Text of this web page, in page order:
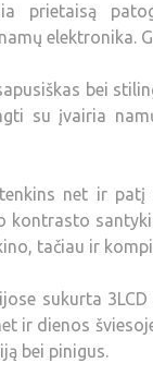
prietaisą
elektronika.
bei
su įvairia
net ir patį
tačiau ir
sukurta
ir dienos
bei pinigus.